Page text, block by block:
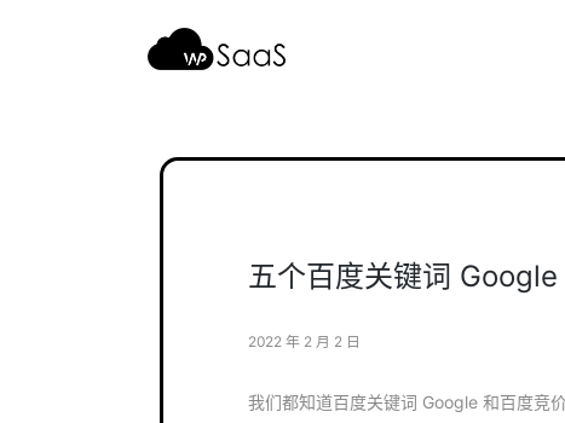
五个百度关键词
2022 年 2 月 2 日
我们都知道百度关键词 Google 和百度竞